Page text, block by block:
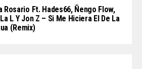
Rosario Ft. Hades66, Ñengo Flow,
L Y Jon Z – Si Me Hiciera El De La
(Remix)